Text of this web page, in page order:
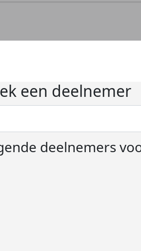
een deelnemer
deelnemers